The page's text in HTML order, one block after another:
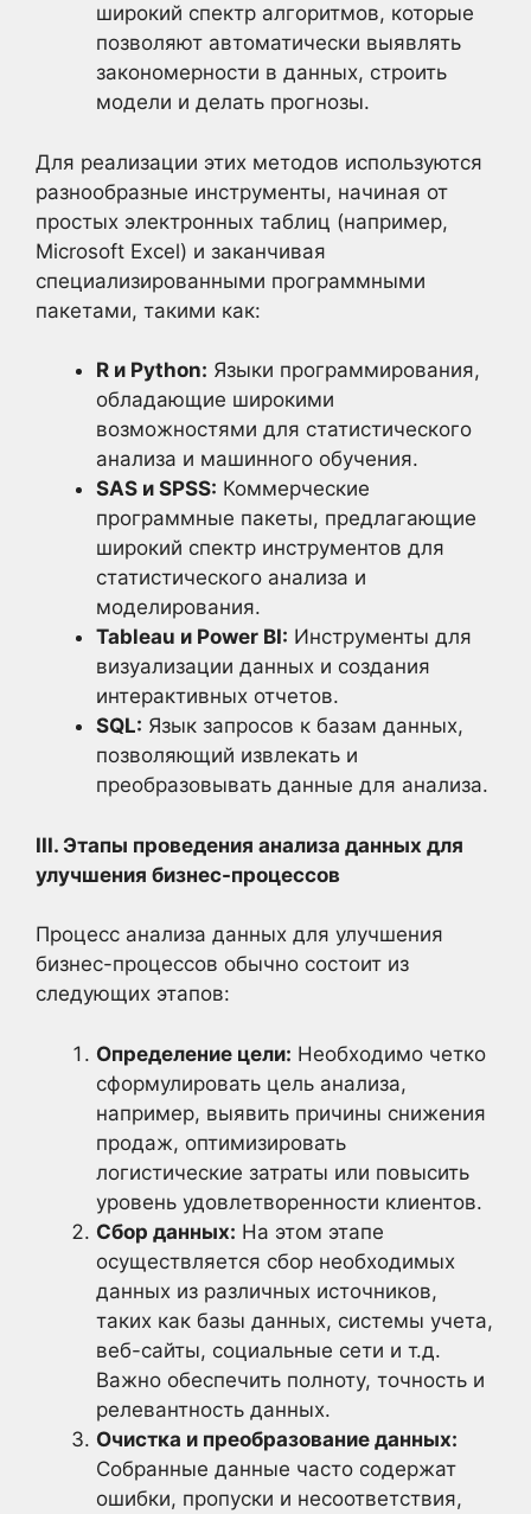
широкий спектр алгоритмов, которые
позволяют автоматически выявлять
закономерности в данных, строить
модели и делать прогнозы.
Для реализации этих методов используются
разнообразные инструменты, начиная от
простых электронных таблиц (например,
Microsoft Excel) и заканчивая
специализированными программными
пакетами, такими как:
R и Python: Языки программирования,
обладающие широкими
возможностями для статистического
анализа и машинного обучения.
SAS и SPSS: Коммерческие
программные пакеты, предлагающие
широкий спектр инструментов для
статистического анализа и
моделирования.
Tableau и Power BI: Инструменты для
визуализации данных и создания
интерактивных отчетов.
SQL: Язык запросов к базам данных,
позволяющий извлекать и
преобразовывать данные для анализа.
III. Этапы проведения анализа данных для
улучшения бизнес-процессов
Процесс анализа данных для улучшения
бизнес-процессов обычно состоит из
следующих этапов:
Определение цели: Необходимо четко
сформулировать цель анализа,
например, выявить причины снижения
продаж, оптимизировать
логистические затраты или повысить
уровень удовлетворенности клиентов.
Сбор данных: На этом этапе
осуществляется сбор необходимых
данных из различных источников,
таких как базы данных, системы учета,
веб-сайты, социальные сети и т.д.
Важно обеспечить полноту, точность и
релевантность данных.
Очистка и преобразование данных:
Собранные данные часто содержат
ошибки, пропуски и несоответствия,